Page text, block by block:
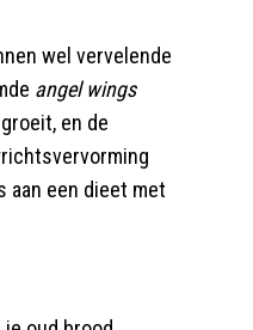
wel vervelende
angel wings
en de
aan een dieet met